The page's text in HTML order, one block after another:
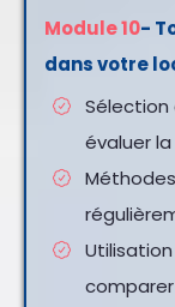
Module 10-
dans votre
évaluer